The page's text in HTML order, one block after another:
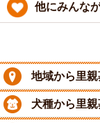
他にみんな
地域から里
犬種から里